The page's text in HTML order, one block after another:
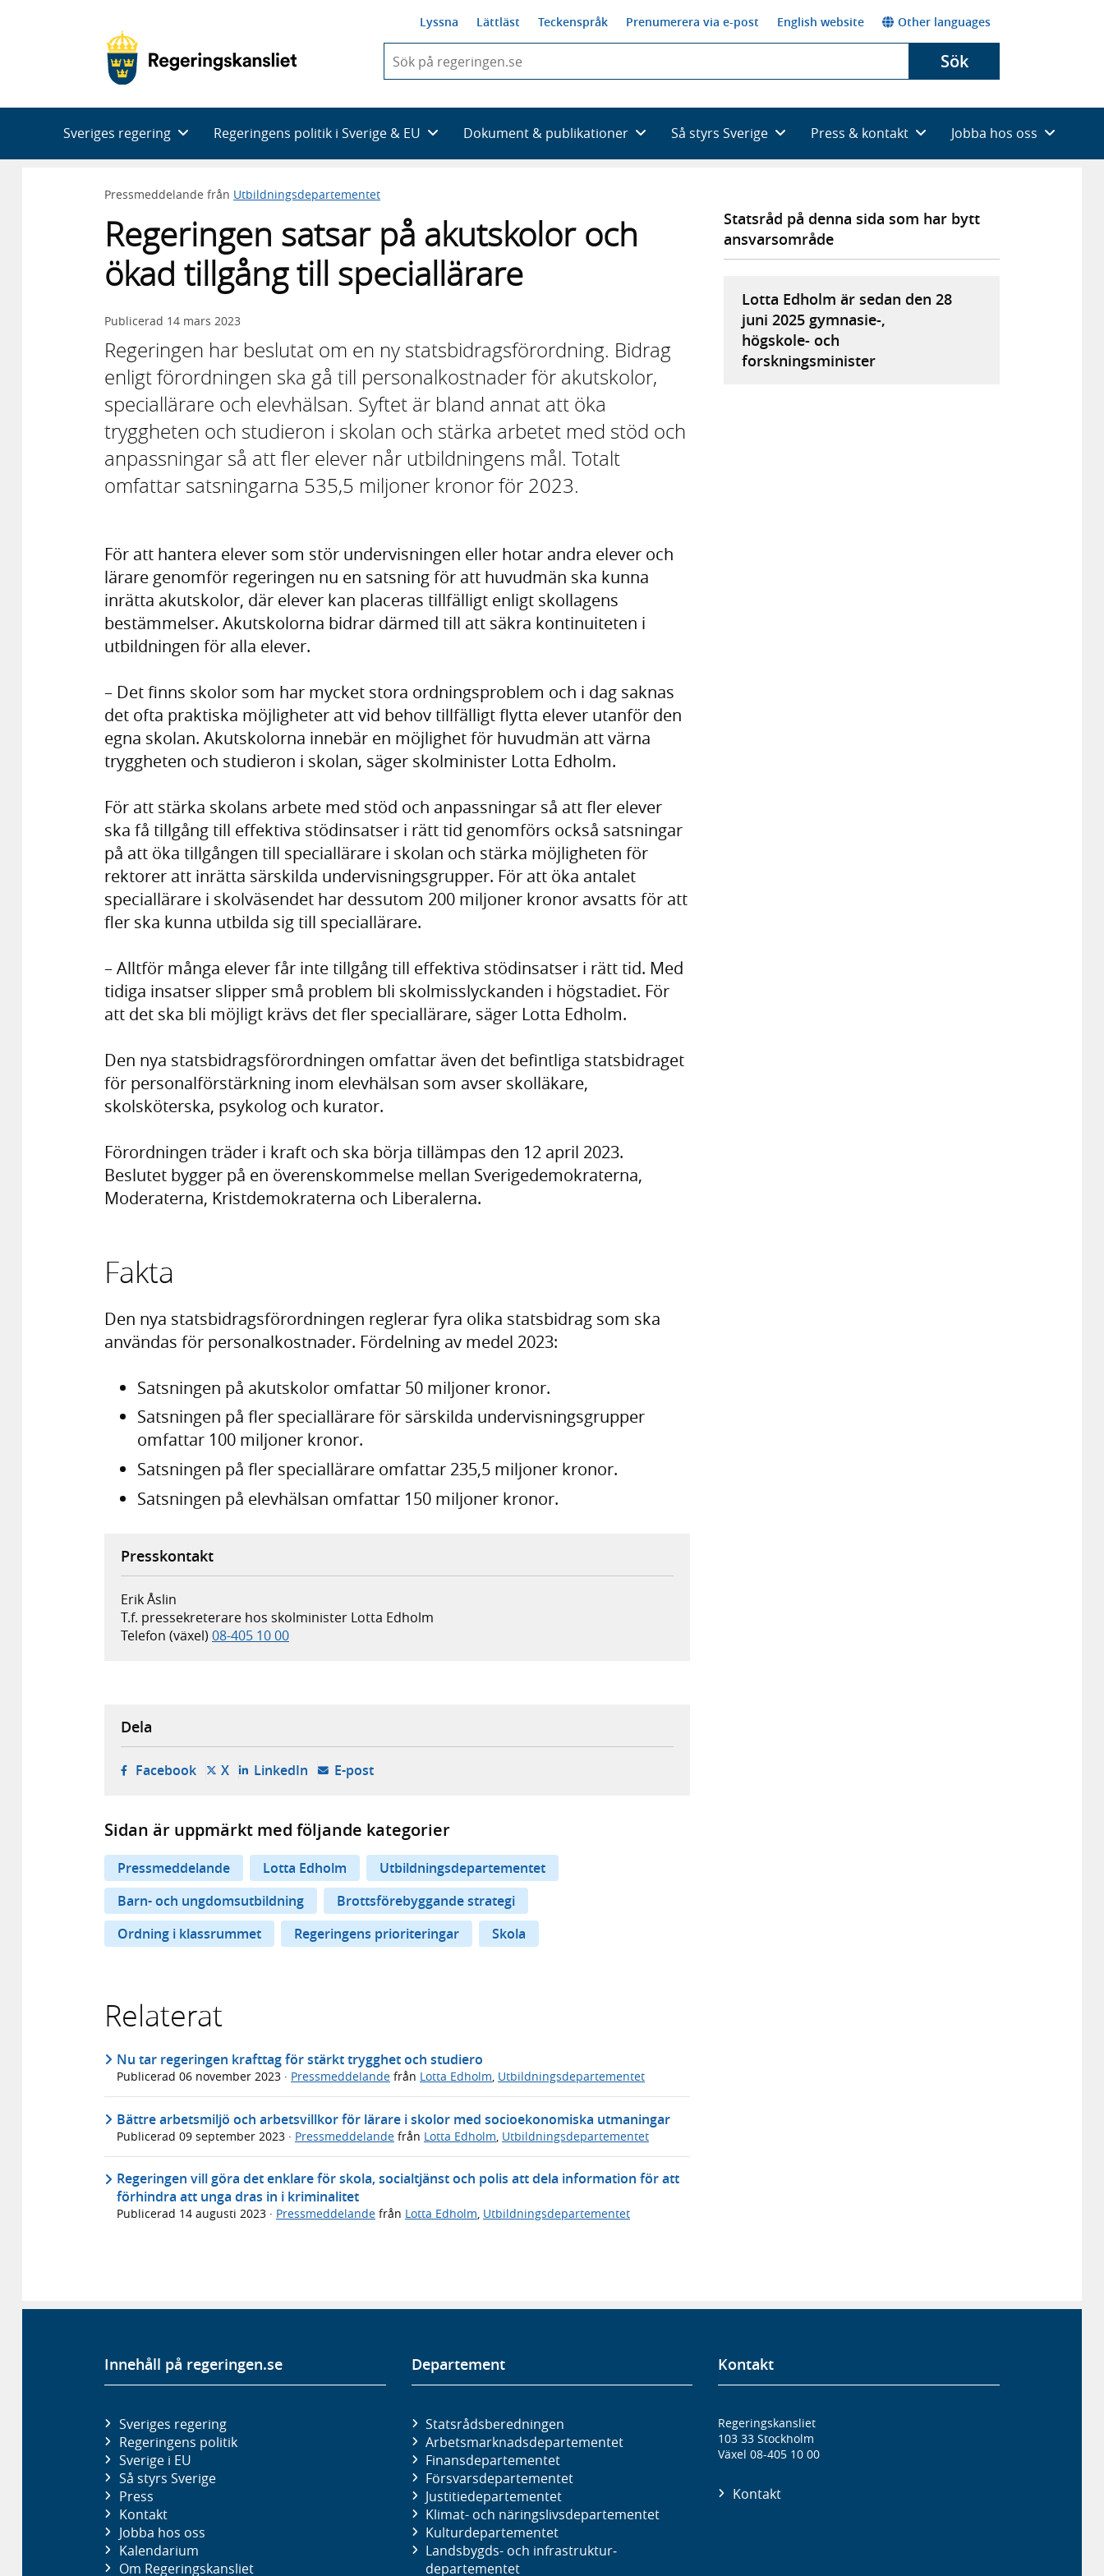
Lyssna Lättläst Teckenspråk Prenumerera via e-post English website Other languages
du
skriva
framträder
en
sökförslag
Sök
Sveriges regering Regeringens politik i Sverige & EU Dokument & publikationer Så styrs Sverige Press & kontakt Jobba hos oss
Pressmeddelande från Utbildningsdepartementet
Regeringen satsar på akutskolor och
ökad tillgång till speciallärare
Publicerad 14 mars 2023
Regeringen har beslutat om en ny statsbidragsförordning. Bidrag
enligt förordningen ska gå till personalkostnader för akutskolor,
speciallärare och elevhälsan. Syftet är bland annat att öka
tryggheten och studieron i skolan och stärka arbetet med stöd och
anpassningar så att fler elever når utbildningens mål. Totalt
omfattar satsningarna 535,5 miljoner kronor för 2023.
För att hantera elever som stör undervisningen eller hotar andra elever och
lärare genomför regeringen nu en satsning för att huvudmän ska kunna
inrätta akutskolor, där elever kan placeras tillfälligt enligt skollagens
bestämmelser. Akutskolorna bidrar därmed till att säkra kontinuiteten i
utbildningen för alla elever.
– Det finns skolor som har mycket stora ordningsproblem och i dag saknas
det ofta praktiska möjligheter att vid behov tillfälligt flytta elever utanför den
egna skolan. Akutskolorna innebär en möjlighet för huvudmän att värna
tryggheten och studieron i skolan, säger skolminister Lotta Edholm.
För att stärka skolans arbete med stöd och anpassningar så att fler elever
ska få tillgång till effektiva stödinsatser i rätt tid genomförs också satsningar
på att öka tillgången till speciallärare i skolan och stärka möjligheten för
rektorer att inrätta särskilda undervisningsgrupper. För att öka antalet
speciallärare i skolväsendet har dessutom 200 miljoner kronor avsatts för att
fler ska kunna utbilda sig till speciallärare.
– Alltför många elever får inte tillgång till effektiva stödinsatser i rätt tid. Med
tidiga insatser slipper små problem bli skolmisslyckanden i högstadiet. För
att det ska bli möjligt krävs det fler speciallärare, säger Lotta Edholm.
Den nya statsbidragsförordningen omfattar även det befintliga statsbidraget
för personalförstärkning inom elevhälsan som avser skolläkare,
skolsköterska, psykolog och kurator.
Förordningen träder i kraft och ska börja tillämpas den 12 april 2023.
Beslutet bygger på en överenskommelse mellan Sverigedemokraterna,
Moderaterna, Kristdemokraterna och Liberalerna.
Fakta
Den nya statsbidragsförordningen reglerar fyra olika statsbidrag som ska
användas för personalkostnader. Fördelning av medel 2023:
Satsningen på akutskolor omfattar 50 miljoner kronor.
Satsningen på fler speciallärare för särskilda undervisningsgrupper
omfattar 100 miljoner kronor.
Satsningen på fler speciallärare omfattar 235,5 miljoner kronor.
Satsningen på elevhälsan omfattar 150 miljoner kronor.
Presskontakt
Erik Åslin
T.f. pressekreterare hos skolminister Lotta Edholm
Telefon (växel) 08-405 10 00
Statsråd på denna sida som har bytt
ansvarsområde
Lotta Edholm är sedan den 28
juni 2025 gymnasie-,
högskole- och
forskningsminister
Dela
Facebook- öppnas i ny flik, extern webbplats,
X- öppnas i ny flik, extern webbplats,
LinkedIn- öppnas i ny flik, extern webbplats,
E-post- öppnar din e-postklient,
Sidan är uppmärkt med följande kategorier
Pressmeddelande Lotta Edholm
Utbildningsdepartementet
Barn- och ungdomsutbildning
Brottsförebyggande strategi
Ordning i klassrummet
Regeringens prioriteringar Skola
Relaterat
Nu tar regeringen krafttag för stärkt trygghet och studiero
Publicerad 06 november 2023 · Pressmeddelande från Lotta Edholm, Utbildningsdepartementet
Bättre arbetsmiljö och arbetsvillkor för lärare i skolor med socioekonomiska utmaningar
Publicerad 09 september 2023 · Pressmeddelande från Lotta Edholm Utbildningsdepartementet
Regeringen vill göra det enklare för skola, socialtjänst och polis att dela information för att
förhindra att unga dras in i kriminalitet
Publicerad 14 augusti 2023 · Pressmeddelande från Lotta Edholm, Utbildningsdepartementet
Innehåll på regeringen.se
Sveriges regering
Regeringens politik
Sverige i EU
Så styrs Sverige
Press
Kontakt
Jobba hos oss
Kalendarium
Om Regeringskansliet
Departement
Statsrådsberedningen
Arbetsmarknads­departementet
Finans­departementet
Försvars­departementet
Justitie­departementet
Klimat- och näringslivs­departementet
Kultur­departementet
Landsbygds- och infrastruktur­
departementet
Kontakt
Regeringskansliet
103 33 Stockholm
Växel 08-405 10 00
Kontakt